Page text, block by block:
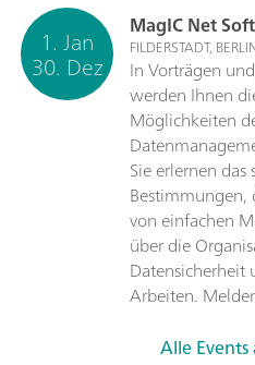
1. Jan
30. Dez
MagIC Net
FILDERSTADT,
In Vorträgen
werden Ihnen
Möglichkeiten
Sie erlernen
Bestimmungen,
von einfachen
über die
Datensicherheit
Arbeiten.
Alle